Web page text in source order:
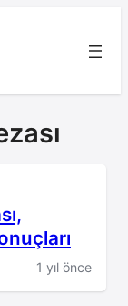
1 yıl önce